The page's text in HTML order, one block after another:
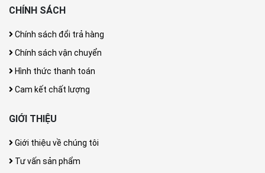
CHÍNH SÁCH
Chính sách đổi trả hàng
Chính sách vận chuyển
Hình thức thanh toán
Cam kết chất lượng
GIỚI THIỆU
Giới thiệu về chúng tôi
Tư vấn sản phẩm